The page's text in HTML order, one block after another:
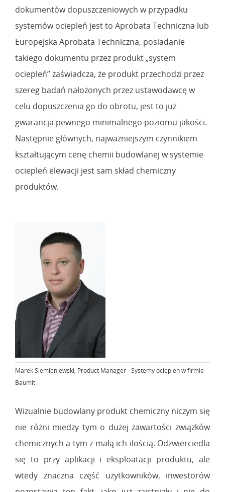
dokumentów dopuszczeniowych w przypadku
systemów ociepleń jest to Aprobata Techniczna lub
Europejska Aprobata Techniczna, posiadanie
takiego dokumentu przez produkt „system
ociepleń” zaświadcza, że produkt przechodzi przez
szereg badań nałożonych przez ustawodawcę w
celu dopuszczenia go do obrotu, jest to już
gwarancja pewnego minimalnego poziomu jakości.
Następnie głównych, najważniejszym czynnikiem
kształtującym cenę chemii budowlanej w systemie
ociepleń elewacji jest sam skład chemiczny
produktów.
Marek Siemieniewski, Product Manager - Systemy ociepleń w firmie
Baumit
Wizualnie budowlany produkt chemiczny niczym się
nie różni miedzy tym o dużej zawartości związków
chemicznych a tym z małą ich ilością. Odzwierciedla
się to przy aplikacji i eksploatacji produktu, ale
wtedy znaczna część użytkowników, inwestorów